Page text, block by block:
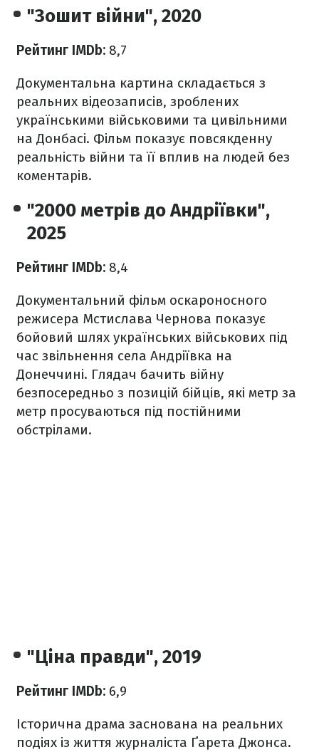
"Зошит війни", 2020
Рейтинг IMDb: 8,7
Документальна картина складається з
реальних відеозаписів, зроблених
українськими військовими та цивільними
на Донбасі. Фільм показує повсякденну
реальність війни та її вплив на людей без
коментарів.
"2000 метрів до Андріївки",
2025
Рейтинг IMDb: 8,4
Документальний фільм оскароносного
режисера Мстислава Чернова показує
бойовий шлях українських військових під
час звільнення села Андріївка на
Донеччині. Глядач бачить війну
безпосередньо з позицій бійців, які метр за
метр просуваються під постійними
обстрілами.
"Ціна правди", 2019
Рейтинг IMDb: 6,9
Історична драма заснована на реальних
подіях із життя журналіста Ґарета Джонса.